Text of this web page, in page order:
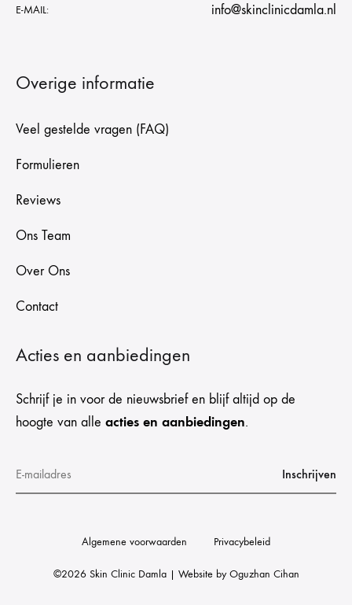
E-MAIL: info@skinclinicdamla.nl
Overige informatie
Veel gestelde vragen (FAQ)
Formulieren
Reviews
Ons Team
Over Ons
Contact
Acties en aanbiedingen
Schrijf je in voor de nieuwsbrief en blijf altijd op de
hoogte van alle acties en aanbiedingen.
©2026 Skin Clinic Damla | Website byOguzhan Cihan
Algemene voorwaarden Privacybeleid